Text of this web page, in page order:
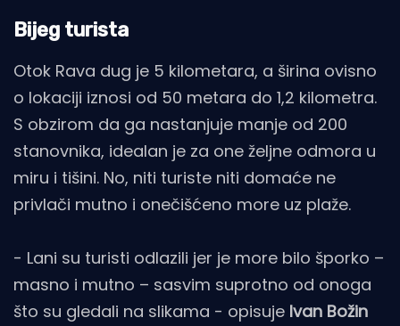
Bijeg turista
Otok Rava dug je 5 kilometara, a širina ovisno
o lokaciji iznosi od 50 metara do 1,2 kilometra.
S obzirom da ga nastanjuje manje od 200
stanovnika, idealan je za one željne odmora u
miru i tišini. No, niti turiste niti domaće ne
privlači mutno i onečišćeno more uz plaže.
- Lani su turisti odlazili jer je more bilo šporko –
masno i mutno – sasvim suprotno od onoga
što su gledali na slikama - opisuje Ivan Božin